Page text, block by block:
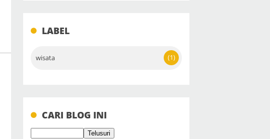
LABEL
wisata (1)
CARI BLOG INI